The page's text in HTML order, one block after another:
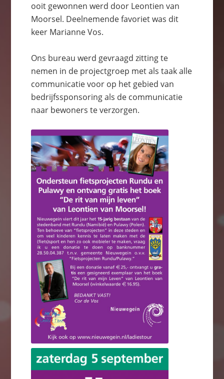
ooit gewonnen werd door Leontien van
Moorsel. Deelnemende favoriet was dit
keer Marianne Vos.
Ons bureau werd gevraagd zitting te
nemen in de projectgroep met als taak alle
communicatie voor op het gebied van
bedrijfssponsoring als de communicatie
naar bewoners te verzorgen.